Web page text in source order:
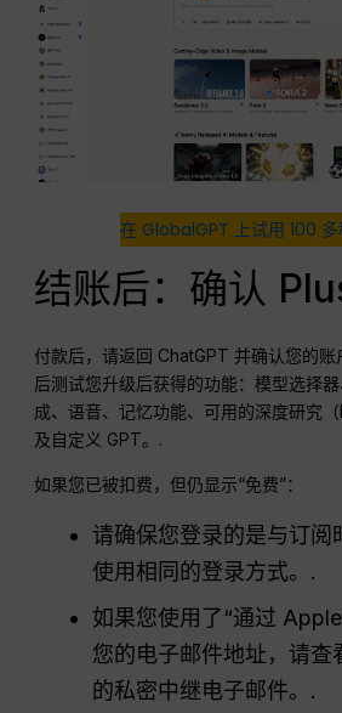
在 GlobalGPT 上试用 100
结账后：确认
付款后，请返回 ChatGPT 并确认您的
后测试您升级后获得的功能：模型选择
成、语音、记忆功能、可用的深度研究
及自定义 GPT。.
如果您已被扣费，但仍显示“免费”：
请确保您登录的是与订阅
使用相同的登录方式。.
如果您使用了“通过
您的电子邮件地址，请查
的私密中继电子邮件。.